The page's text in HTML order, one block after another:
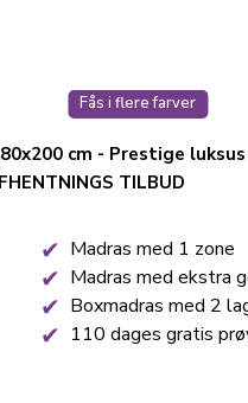
Fås i flere farver
cm - Prestige
TILBUD
Madras med 1 zone
Madras med ekstra
Boxmadras med 2
110 dages gratis